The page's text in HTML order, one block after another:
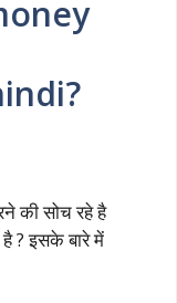
की सोच रहे है
है ? इसके बारे में